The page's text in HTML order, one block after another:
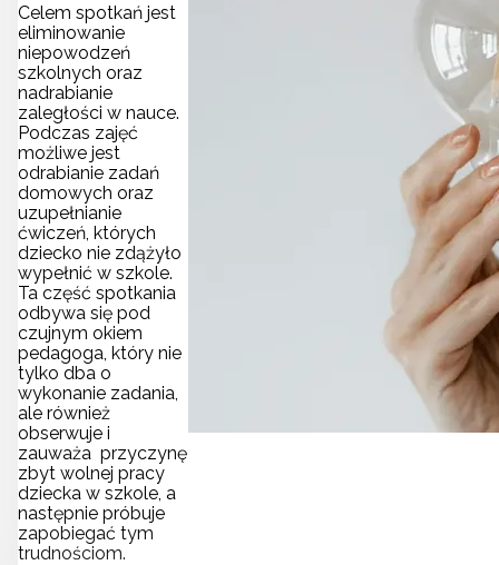
Celem spotkań jest
eliminowanie
niepowodzeń
szkolnych oraz
nadrabianie
zaległości w nauce.
Podczas zajęć
możliwe jest
odrabianie zadań
domowych oraz
uzupełnianie
ćwiczeń, których
dziecko nie zdążyło
wypełnić w szkole.
Ta część spotkania
odbywa się pod
czujnym okiem
pedagoga, który nie
tylko dba o
wykonanie zadania,
ale również
obserwuje i
zauważa przyczynę
zbyt wolnej pracy
dziecka w szkole, a
następnie próbuje
zapobiegać tym
trudnościom.